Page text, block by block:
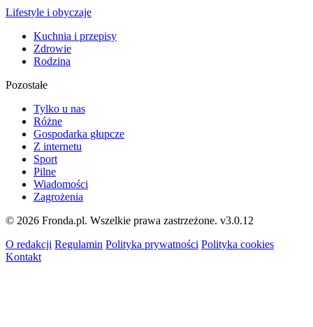
Lifestyle i obyczaje
Kuchnia i przepisy
Zdrowie
Rodzina
Pozostałe
Tylko u nas
Różne
Gospodarka głupcze
Z internetu
Sport
Pilne
Wiadomości
Zagrożenia
© 2026 Fronda.pl. Wszelkie prawa zastrzeżone. v3.0.12
O redakcji Regulamin Polityka prywatności Polityka cookies
Kontakt